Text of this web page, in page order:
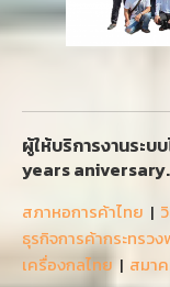
ผู้ให้บริการงานระบ
years aniversary.
สภาหอการค้าไทย |
ธุรกิจการค้ากระทรว
เครื่องกลไทย | สมา